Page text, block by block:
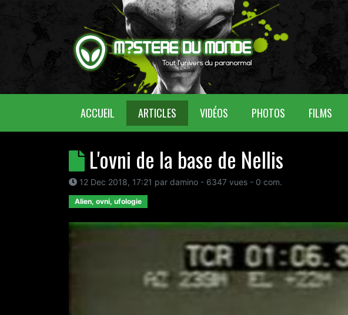
ACCUEIL (CURRENT)ARTICLES VIDÉOS PHOTOS FILMS
L'ovni de la base de Nellis
12 Dec 2018, 17:21 par damino - 6347 vues - 0 com.
Alien, ovni, ufologie